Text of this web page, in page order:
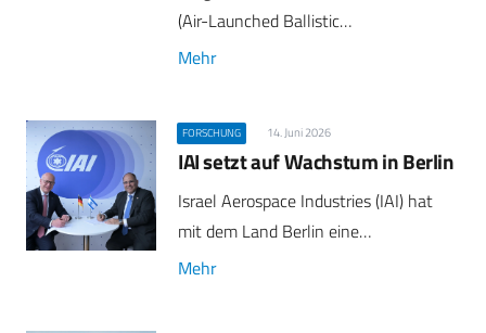
(Air-Launched Ballistic…
Mehr
FORSCHUNG 14. Juni 2026
IAI setzt auf Wachstum in Berlin
Israel Aerospace Industries (IAI) hat
mit dem Land Berlin eine…
Mehr